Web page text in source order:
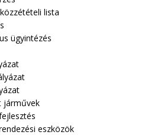
lista
ügyintézés
járművek
eszközök